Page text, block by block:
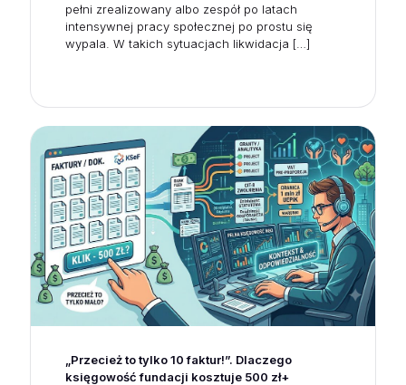
pełni zrealizowany albo zespół po latach
intensywnej pracy społecznej po prostu się
wypala. W takich sytuacjach likwidacja […]
„Przecież to tylko 10 faktur!”. Dlaczego
księgowość fundacji kosztuje 500 zł+